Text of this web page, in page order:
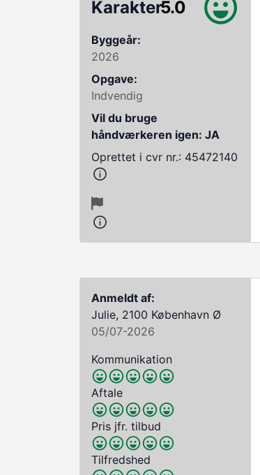
Karakter5.0
Byggeår:
2026
Opgave:
Indvendig
Vil du bruge
håndværkeren igen: JA
Oprettet i cvr nr.: 45472140
Anmeldt af:
Julie, 2100 København Ø
05/07-2026
Kommunikation
Aftale
Pris jfr. tilbud
Tilfredshed